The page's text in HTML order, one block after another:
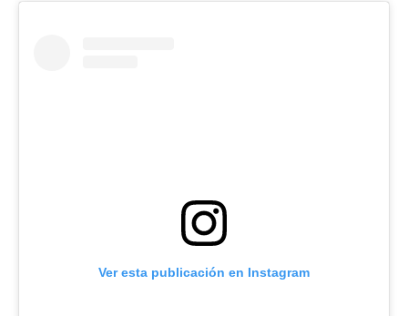
Ver esta publicación en Instagram